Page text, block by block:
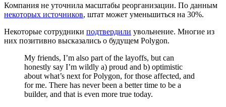
Компания не уточнила масштабы реорганизации. По данным
некоторых источников, штат может уменьшиться на 30%.
Некоторые сотрудники подтвердили увольнение. Многие из
них позитивно высказались о будущем Polygon.
My friends, I’m also part of the layoffs, but can
honestly say I’m wildly a) proud and b) optimistic
about what’s next for Polygon, for those affected, and
for me. There has never been a better time to be a
builder, and that is even more true today.